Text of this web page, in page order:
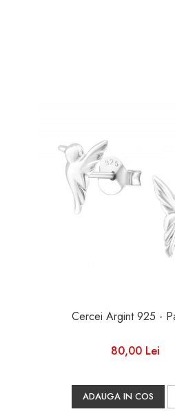
Cercei Argint 925 -
80,00 Lei
ADAUGA IN COS